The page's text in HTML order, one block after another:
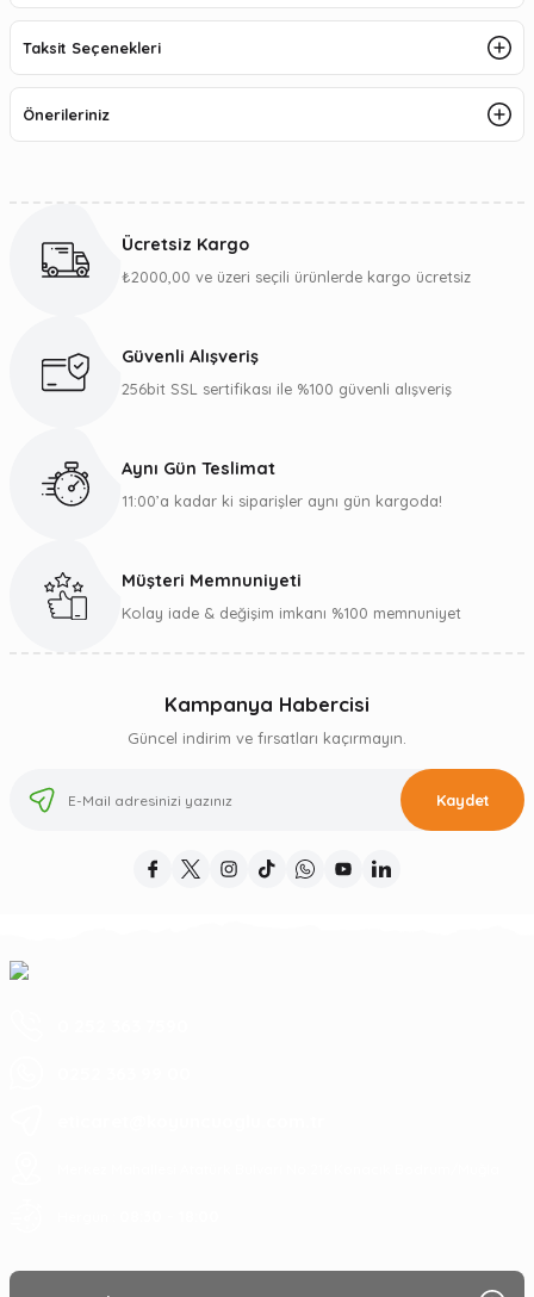
Taksit Seçenekleri
Önerileriniz
Ücretsiz Kargo
₺2000,00 ve üzeri seçili ürünlerde kargo ücretsiz
Güvenli Alışveriş
256bit SSL sertifikası ile %100 güvenli alışveriş
Aynı Gün Teslimat
11:00’a kadar ki siparişler aynı gün kargoda!
Müşteri Memnuniyeti
Kolay iade & değişim imkanı %100 memnuniyet
Kampanya Habercisi
Güncel indirim ve fırsatları kaçırmayın.
Kaydet